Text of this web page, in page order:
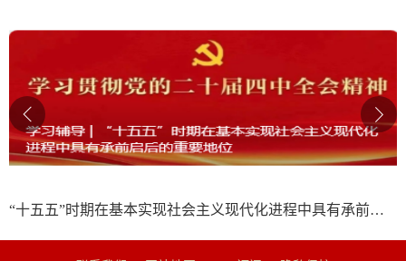
“十五五”时期在基本实现社会主义现代化进程中具有承前启后的重要地位